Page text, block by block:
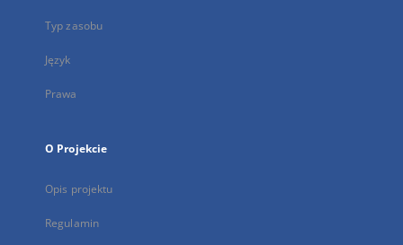
Typ zasobu
Język
Prawa
O Projekcie
Opis projektu
Regulamin